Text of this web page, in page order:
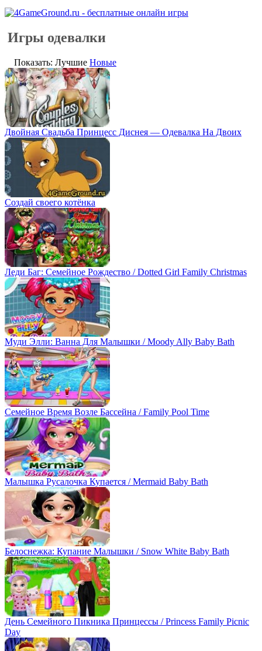
Игры одевалки
Показать: Лучшие Новые
Двойная Свадьба Принцесс Диснея — Одевалка На Двоих
Создай своего котёнка
Леди Баг: Семейное Рождество / Dotted Girl Family Christmas
Муди Элли: Ванна Для Малышки / Moody Ally Baby Bath
Семейное Время Возле Бассейна / Family Pool Time
Малышка Русалочка Купается / Mermaid Baby Bath
Белоснежка: Купание Малышки / Snow White Baby Bath
День Семейного Пикника Принцессы / Princess Family Picnic
Day